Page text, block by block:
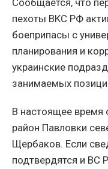
пехоты ВКС РФ
боеприпасы с
планирования и
украинские
занимаемых
В настоящее время
район Павловки
Щербаков. Если
подтвердятся и ВС